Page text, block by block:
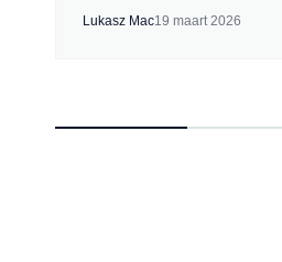
Lukasz Mac19 maart 2026